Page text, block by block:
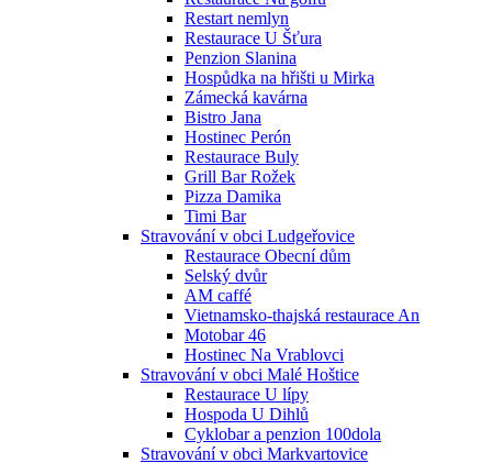
Restart nemlyn
Restaurace U Šťura
Penzion Slanina
Hospůdka na hřišti u Mirka
Zámecká kavárna
Bistro Jana
Hostinec Perón
Restaurace Buly
Grill Bar Rožek
Pizza Damika
Timi Bar
Stravování v obci Ludgeřovice
Restaurace Obecní dům
Selský dvůr
AM caffé
Vietnamsko-thajská restaurace An
Motobar 46
Hostinec Na Vrablovci
Stravování v obci Malé Hoštice
Restaurace U lípy
Hospoda U Dihlů
Cyklobar a penzion 100dola
Stravování v obci Markvartovice